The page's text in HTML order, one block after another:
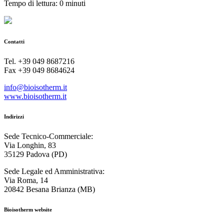
Tempo di lettura: 0 minuti
Contatti
Tel. +39 049 8687216
Fax +39 049 8684624
info@bioisotherm.it
www.bioisotherm.it
Indirizzi
Sede Tecnico-Commerciale:
Via Longhin, 83
35129 Padova (PD)
Sede Legale ed Amministrativa:
Via Roma, 14
20842 Besana Brianza (MB)
Bioisotherm website